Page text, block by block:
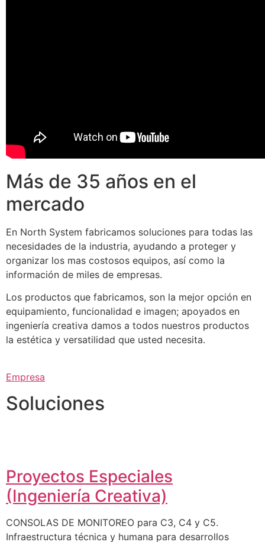
Más de 35 años en el
mercado
En North System fabricamos soluciones para todas las
necesidades de la industria, ayudando a proteger y
organizar los mas costosos equipos, así como la
información de miles de empresas.
Los productos que fabricamos, son la mejor opción en
equipamiento, funcionalidad e imagen; apoyados en
ingeniería creativa damos a todos nuestros productos
la estética y versatilidad que usted necesita.
Empresa
Soluciones
Proyectos Especiales
(Ingeniería Creativa)
CONSOLAS DE MONITOREO para C3, C4 y C5.
Infraestructura técnica y humana para desarrollos